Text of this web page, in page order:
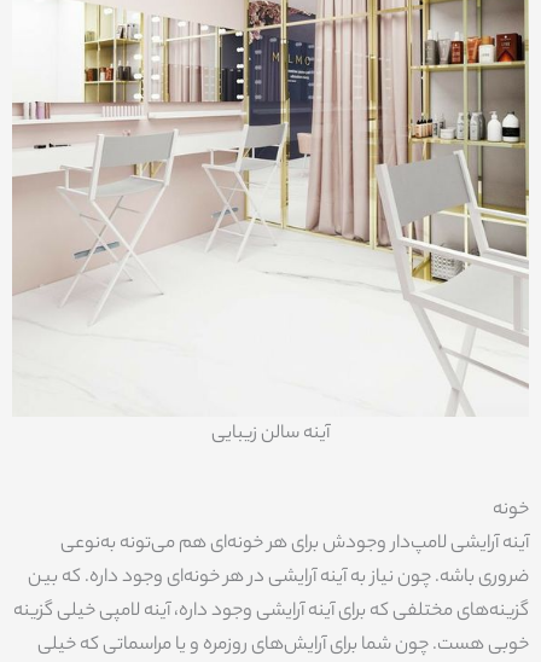
آینه سالن زیبایی
خونه
آینه آرایشی لامپ‌دار وجودش برای هر خونه‌ای هم می‌تونه به‌نوعی
ضروری باشه. چون نیاز به آینه آرایشی در هر خونه‌ای وجود داره. که بین
گزینه‌های مختلفی که برای آینه آرایشی وجود داره، آینه لامپی خیلی گزینه
خوبی هست. چون شما برای آرایش‌های روزمره و یا مراسماتی که خیلی